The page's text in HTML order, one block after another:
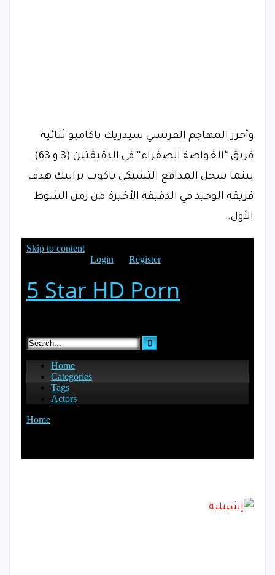
وأحرز المهاجم الفرنسي سيدريك باكامبو ثنائية
فريق “الغواصة الصفراء” في الدقيقتين (3 و 63).
بينما سجل المدافع التشيكي ياكوب برابيك هدف
فريقه الوحيد في الدقيقة الأخيرة من زمن الشوط
الأول.